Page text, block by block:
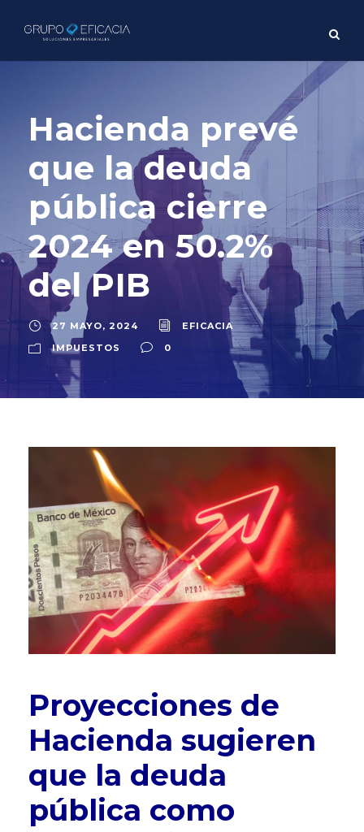
Hacienda prevé
que la deuda
pública cierre
2024 en 50.2%
del PIB
27 MAYO, 2024
EFICACIA
IMPUESTOS
0
Proyecciones de
Hacienda sugieren
que la deuda
pública como